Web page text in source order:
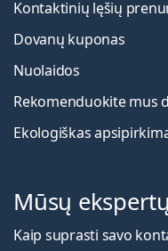
Kontaktinių lęšių
Dovanų kuponas
Nuolaidos
Rekomenduokite mus
Ekologiškas
Mūsų
Kaip suprasti savo